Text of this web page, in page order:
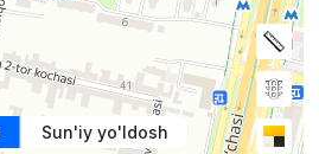
Sun'iy yo'ldosh